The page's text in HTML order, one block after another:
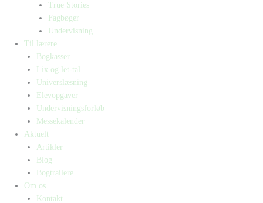
True Stories
Fagbøger
Undervisning
Til lærere
Bogkasser
Lix og let-tal
Universlæsning
Elevopgaver
Undervisningsforløb
Messekalender
Aktuelt
Artikler
Blog
Bogtrailere
Om os
Kontakt